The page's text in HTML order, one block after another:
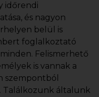
időrendi
és nagyon
belül is
foglalkoztató
Felismerhető
is vannak a
szempontból
Találkozunk általunk